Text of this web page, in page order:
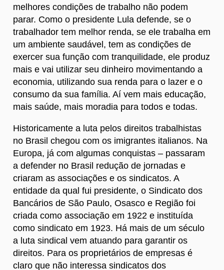
melhores condições de trabalho não podem
parar. Como o presidente Lula defende, se o
trabalhador tem melhor renda, se ele trabalha em
um ambiente saudável, tem as condições de
exercer sua função com tranquilidade, ele produz
mais e vai utilizar seu dinheiro movimentando a
economia, utilizando sua renda para o lazer e o
consumo da sua família. Aí vem mais educação,
mais saúde, mais moradia para todos e todas.
Historicamente a luta pelos direitos trabalhistas
no Brasil chegou com os imigrantes italianos. Na
Europa, já com algumas conquistas – passaram
a defender no Brasil redução de jornadas e
criaram as associações e os sindicatos. A
entidade da qual fui presidente, o Sindicato dos
Bancários de São Paulo, Osasco e Região foi
criada como associação em 1922 e instituída
como sindicato em 1923. Há mais de um século
a luta sindical vem atuando para garantir os
direitos. Para os proprietários de empresas é
claro que não interessa sindicatos dos